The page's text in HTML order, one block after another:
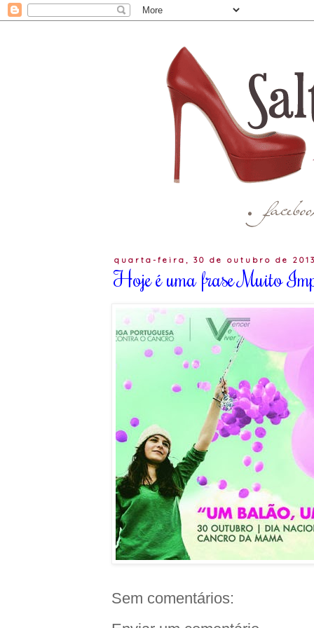
quarta-feira, 30 de outubro de 2013
Hoje é uma frase Muito
Sem comentários: